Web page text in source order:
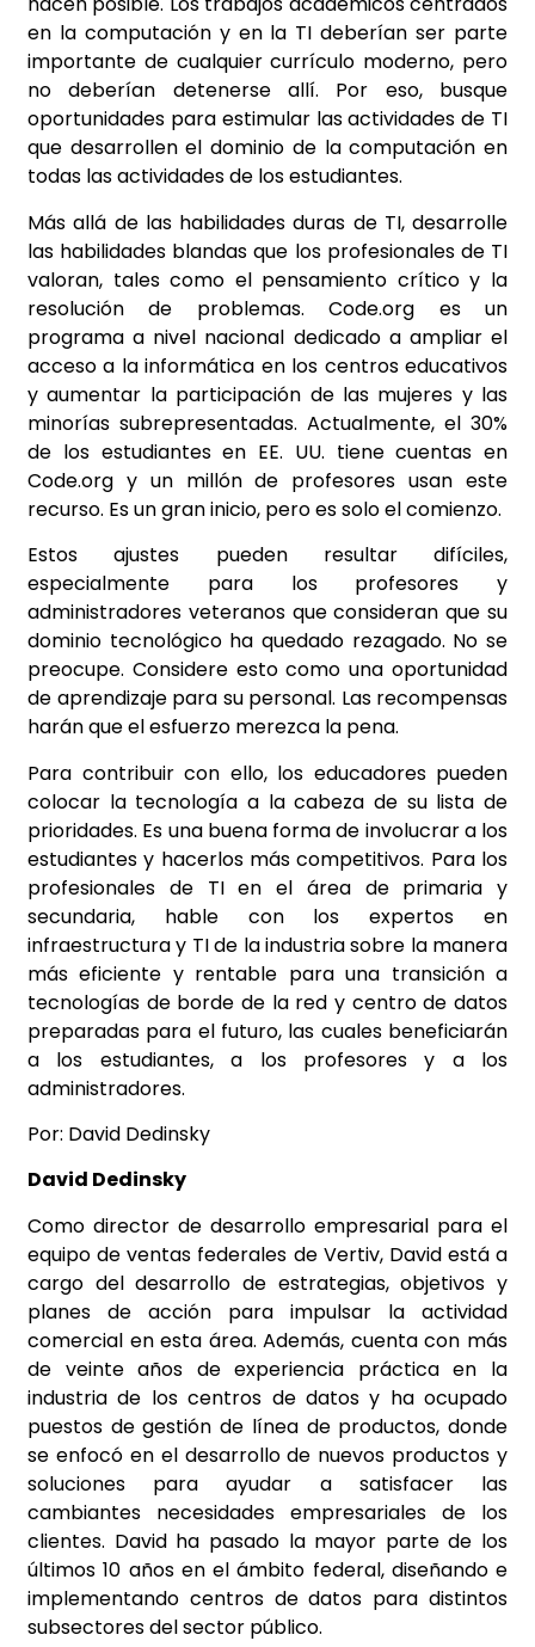
en la computación y en la TI deberían ser parte
importante de cualquier currículo moderno, pero
no deberían detenerse allí. Por eso, busque
oportunidades para estimular las actividades de TI
que desarrollen el dominio de la computación en
todas las actividades de los estudiantes.
Más allá de las habilidades duras de TI, desarrolle
las habilidades blandas que los profesionales de TI
valoran, tales como el pensamiento crítico y la
resolución de problemas. Code.org es un
programa a nivel nacional dedicado a ampliar el
acceso a la informática en los centros educativos
y aumentar la participación de las mujeres y las
minorías subrepresentadas. Actualmente, el 30%
de los estudiantes en EE. UU. tiene cuentas en
Code.org y un millón de profesores usan este
recurso. Es un gran inicio, pero es solo el comienzo.
Estos ajustes pueden resultar difíciles,
especialmente para los profesores y
administradores veteranos que consideran que su
dominio tecnológico ha quedado rezagado. No se
preocupe. Considere esto como una oportunidad
de aprendizaje para su personal. Las recompensas
harán que el esfuerzo merezca la pena.
Para contribuir con ello, los educadores pueden
colocar la tecnología a la cabeza de su lista de
prioridades. Es una buena forma de involucrar a los
estudiantes y hacerlos más competitivos. Para los
profesionales de TI en el área de primaria y
secundaria, hable con los expertos en
infraestructura y TI de la industria sobre la manera
más eficiente y rentable para una transición a
tecnologías de borde de la red y centro de datos
preparadas para el futuro, las cuales beneficiarán
a los estudiantes, a los profesores y a los
administradores.
Por: David Dedinsky
David Dedinsky
Como director de desarrollo empresarial para el
equipo de ventas federales de Vertiv, David está a
cargo del desarrollo de estrategias, objetivos y
planes de acción para impulsar la actividad
comercial en esta área. Además, cuenta con más
de veinte años de experiencia práctica en la
industria de los centros de datos y ha ocupado
puestos de gestión de línea de productos, donde
se enfocó en el desarrollo de nuevos productos y
soluciones para ayudar a satisfacer las
cambiantes necesidades empresariales de los
clientes. David ha pasado la mayor parte de los
últimos 10 años en el ámbito federal, diseñando e
implementando centros de datos para distintos
subsectores del sector público.